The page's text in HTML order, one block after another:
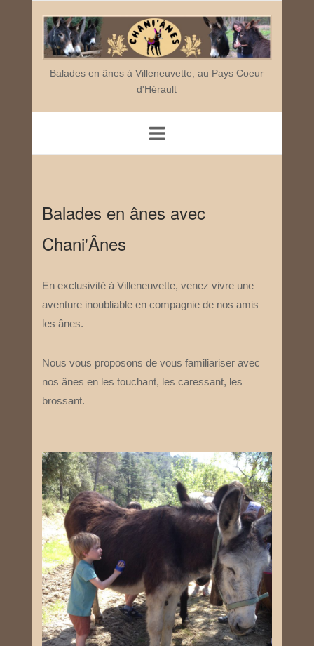
content
Home
Balades en ânes à Villeneuvette, au Pays Coeur
d'Hérault
Balades en ânes avec
Chani'Ânes
En exclusivité à Villeneuvette, venez vivre une
aventure inoubliable en compagnie de nos amis
les ânes.
Nous vous proposons de vous familiariser avec
nos ânes en les touchant, les caressant, les
brossant.